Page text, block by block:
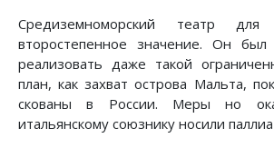
Средиземноморский театр
второстепенное значение. Он
реализовать даже такой
план, как захват острова Мальта,
скованы в России. Меры но
итальянскому союзнику носили